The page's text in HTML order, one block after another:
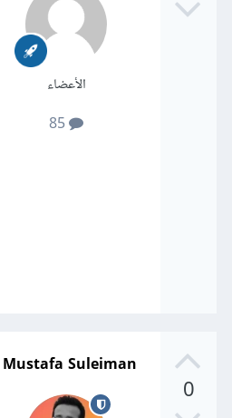
الأعضاء
0
Mustafa Suleiman